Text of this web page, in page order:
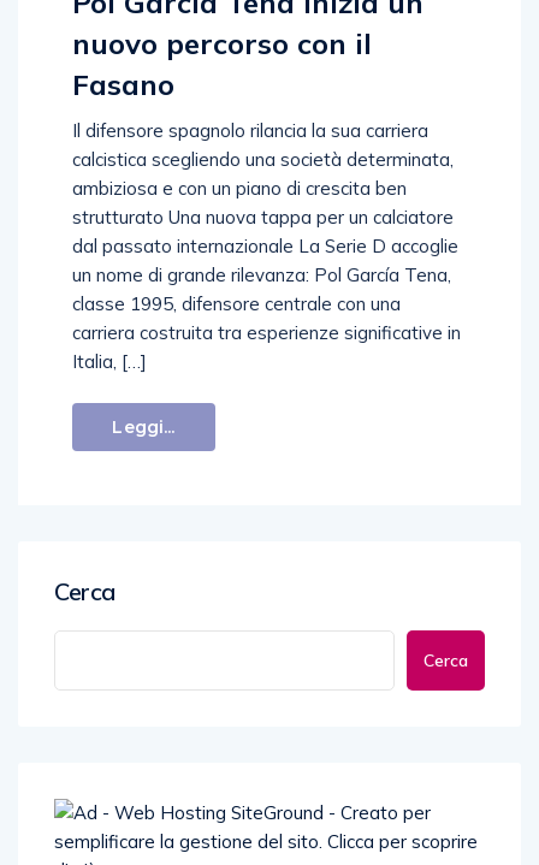
nuovo percorso con il
Fasano
Il difensore spagnolo rilancia la sua carriera
calcistica scegliendo una società determinata,
ambiziosa e con un piano di crescita ben
strutturato Una nuova tappa per un calciatore
dal passato internazionale La Serie D accoglie
un nome di grande rilevanza: Pol García Tena,
classe 1995, difensore centrale con una
carriera costruita tra esperienze significative in
Italia, […]
Leggi...
Cerca
Cerca